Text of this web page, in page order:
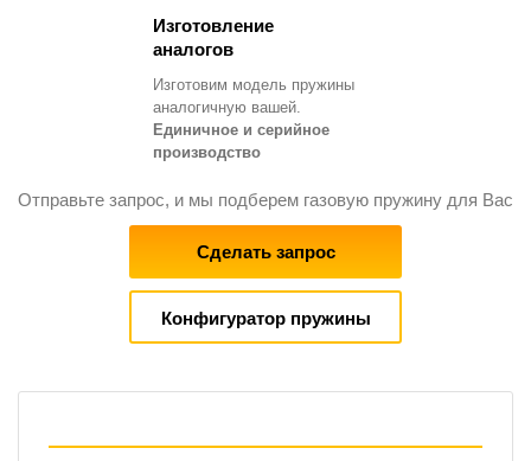
Изготовление
аналогов
Изготовим модель пружины
аналогичную вашей.
Единичное и серийное
производство
Отправьте запрос, и мы подберем газовую пружину для Вас
Сделать запрос
Конфигуратор пружины